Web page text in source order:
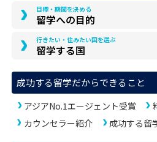
目標・期間を決める
留学への目的
行きたい・住みたい国を選ぶ
留学する国
成功する留学だからできること
アジアNo.1エージェント受賞
カウンセラー紹介
成功する留